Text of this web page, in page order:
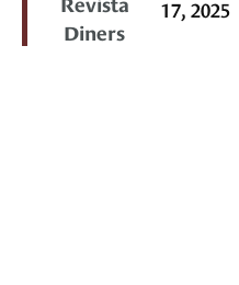
Diners
17, 2025